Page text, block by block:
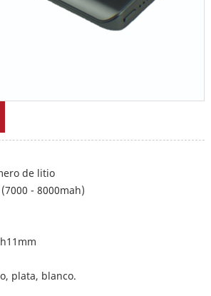
de litio
- 8000mah)
plata, blanco.